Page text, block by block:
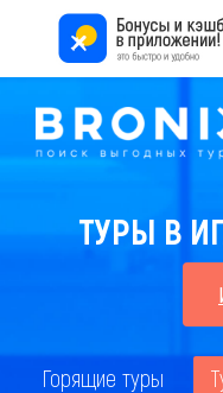
ТУРЫ В
Горящие туры